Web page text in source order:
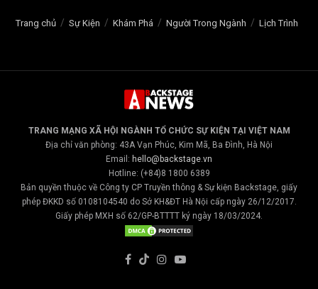
Trang chủ Sự Kiện Khám Phá Người Trong Ngành Lịch Trình
TRANG MẠNG XÃ HỘI NGÀNH TỔ CHỨC SỰ KIỆN TẠI VIỆT NAM
Địa chỉ văn phòng: 43A Vạn Phúc, Kim Mã, Ba Đình, Hà Nội
Email: hello@backstage.vn
Hotline: (+84)8 1800 6389
Bản quyền thuộc về Công ty CP Truyền thông & Sự kiện Backstage, giấy
phép ĐKKD số 0108104540 do Sở KH&ĐT Hà Nội cấp ngày 26/12/2017.
Giấy phép MXH số 62/GP-BTTTT ký ngày 18/03/2024.